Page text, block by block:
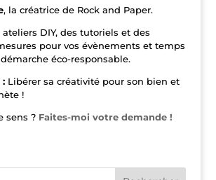
, la créatrice de Rock and Paper.
DIY, des tutoriels et des
pour vos évènements et temps
éco-responsable.
: Libérer sa créativité pour son bien et
!
sens ? Faites-moi votre demande !